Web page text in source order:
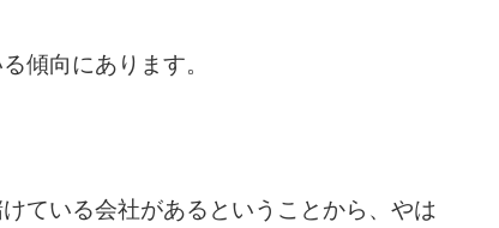
傾向にあります。
ている会社があるということから、やは